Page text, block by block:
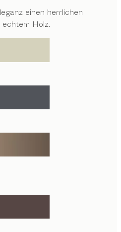
einen herrlichen
Holz.